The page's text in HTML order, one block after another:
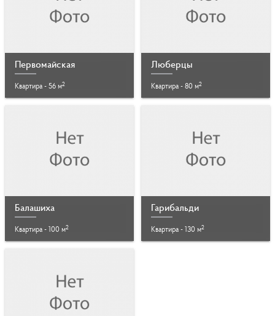
Первомайская
Квартира - 56 м2
Люберцы
Квартира - 80 м2
Балашиха
Квартира - 100 м2
Гарибальди
Квартира - 130 м2